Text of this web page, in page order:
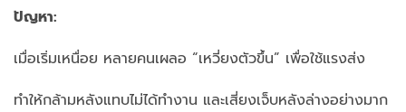
ปัญหา:
เมื่อเริ่มเหนื่อย หลายคนเผลอ “เหวี่ยงตัวขึ้น” เพื่อใช้แรงส่ง
ทำให้กล้ามหลังแทบไม่ได้ทำงาน และเสี่ยงเจ็บหลังล่างอย่างมาก